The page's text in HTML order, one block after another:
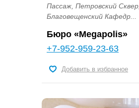
Пассаж, Петровский Сквер,
Благовещенский Кафедр...
Бюро «Megapolis»
+7-952-959-23-63
Добавить в избранное